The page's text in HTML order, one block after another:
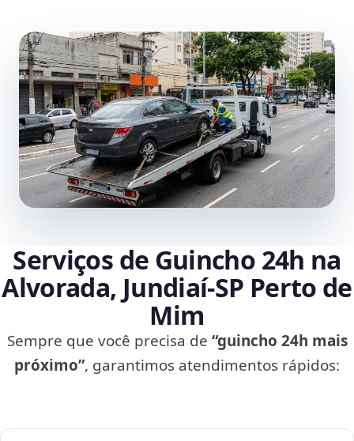
Serviços de Guincho 24h na
Alvorada, Jundiaí‑SP Perto de
Mim
Sempre que você precisa de “guincho 24h mais
próximo”, garantimos atendimentos rápidos: